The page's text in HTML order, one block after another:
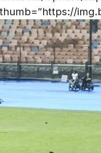
thumb=”https://